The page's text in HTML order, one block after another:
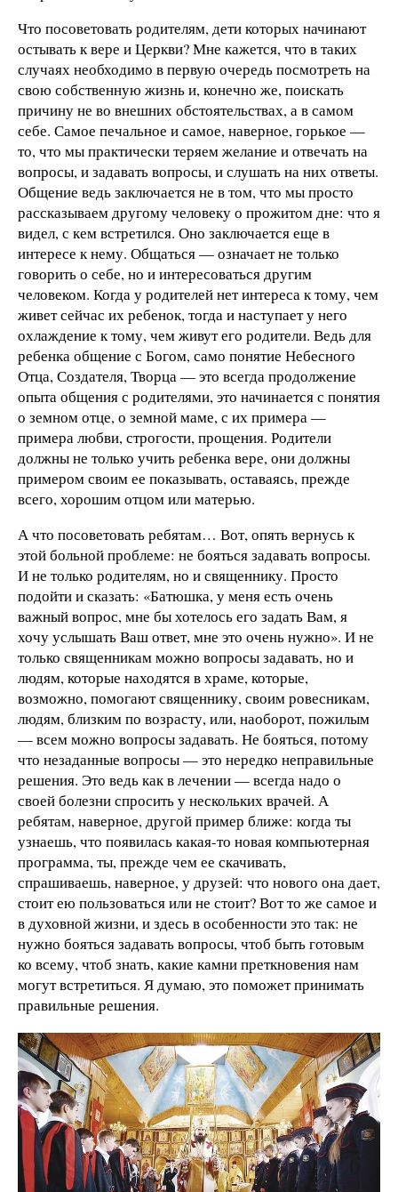
Что посоветовать родителям, дети которых начинают
остывать к вере и Церкви? Мне кажется, что в таких
случаях необходимо в первую очередь посмотреть на
свою собственную жизнь и, конечно же, поискать
причину не во внешних обстоятельствах, а в самом
себе. Самое печальное и самое, наверное, горькое —
то, что мы практически теряем желание и отвечать на
вопросы, и задавать вопросы, и слушать на них ответы.
Общение ведь заключается не в том, что мы просто
рассказываем другому человеку о прожитом дне: что я
видел, с кем встретился. Оно заключается еще в
интересе к нему. Общаться — означает не только
говорить о себе, но и интересоваться другим
человеком. Когда у родителей нет интереса к тому, чем
живет сейчас их ребенок, тогда и наступает у него
охлаждение к тому, чем живут его родители. Ведь для
ребенка общение с Богом, само понятие Небесного
Отца, Создателя, Творца — это всегда продолжение
опыта общения с родителями, это начинается с понятия
о земном отце, о земной маме, с их примера —
примера любви, строгости, прощения. Родители
должны не только учить ребенка вере, они должны
примером своим ее показывать, оставаясь, прежде
всего, хорошим отцом или матерью.
А что посоветовать ребятам… Вот, опять вернусь к
этой больной проблеме: не бояться задавать вопросы.
И не только родителям, но и священнику. Просто
подойти и сказать: «Батюшка, у меня есть очень
важный вопрос, мне бы хотелось его задать Вам, я
хочу услышать Ваш ответ, мне это очень нужно». И не
только священникам можно вопросы задавать, но и
людям, которые находятся в храме, которые,
возможно, помогают священнику, своим ровесникам,
людям, близким по возрасту, или, наоборот, пожилым
— всем можно вопросы задавать. Не бояться, потому
что незаданные вопросы — это нередко неправильные
решения. Это ведь как в лечении — всегда надо о
своей болезни спросить у нескольких врачей. А
ребятам, наверное, другой пример ближе: когда ты
узнаешь, что появилась какая-то новая компьютерная
программа, ты, прежде чем ее скачивать,
спрашиваешь, наверное, у друзей: что нового она дает,
стоит ею пользоваться или не стоит? Вот то же самое и
в духовной жизни, и здесь в особенности это так: не
нужно бояться задавать вопросы, чтоб быть готовым
ко всему, чтоб знать, какие камни преткновения нам
могут встретиться. Я думаю, это поможет принимать
правильные решения.